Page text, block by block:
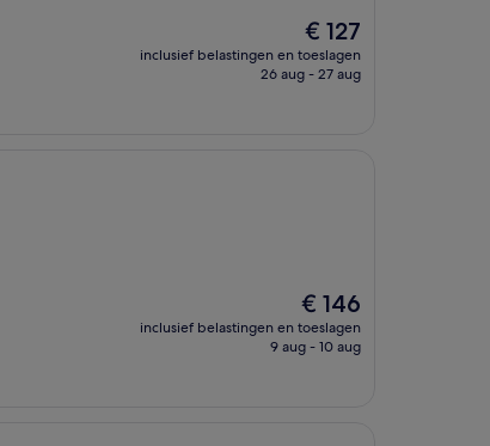
De
prijs
is
€ 127
inclusief belastingen en toeslagen
26 aug - 27 aug
De
prijs
is
€ 146
inclusief belastingen en toeslagen
9 aug - 10 aug